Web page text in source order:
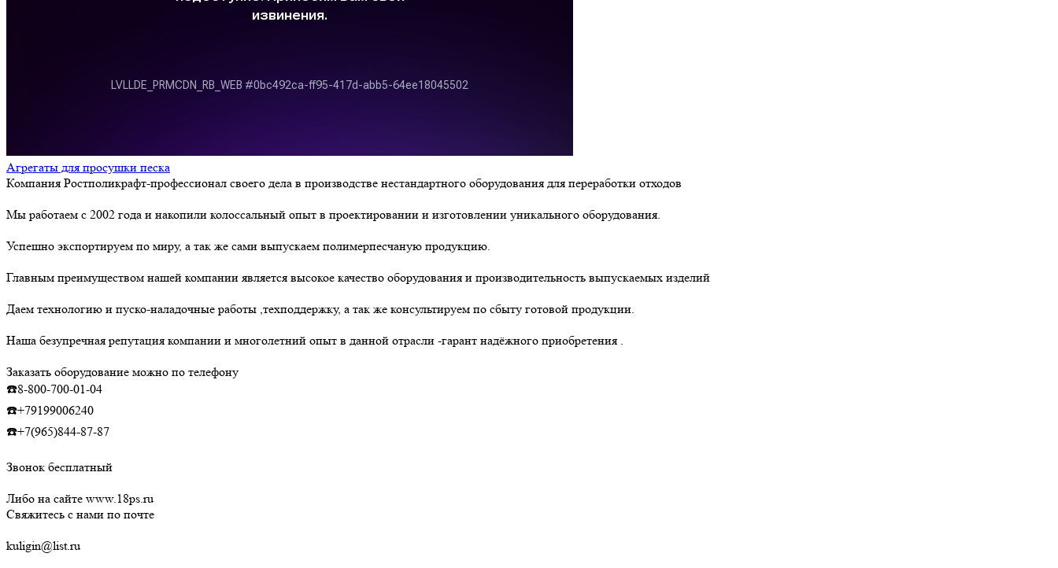
Агрегаты для просушки песка
Компания Ростполикрафт-профессионал своего дела в производстве нестандартного оборудования для переработки отходов
Мы работаем с 2002 года и накопили колоссальный опыт в проектировании и изготовлении уникального оборудования.
Успешно экспортируем по миру, а так же сами выпускаем полимерпесчаную продукцию.
Главным преимуществом нашей компании является высокое качество оборудования и производительность выпускаемых изделий
Даем технологию и пуско-наладочные работы ,техподдержку, а так же консультируем по сбыту готовой продукции.
Наша безупречная репутация компании и многолетний опыт в данной отрасли -гарант надёжного приобретения .
Заказать оборудование можно по телефону
☎️8-800-700-01-04
☎️+79199006240
☎️+7(965)844-87-87
Звонок бесплатный
Либо на сайте www.18ps.ru
Свяжитесь с нами по почте
kuligin@list.ru